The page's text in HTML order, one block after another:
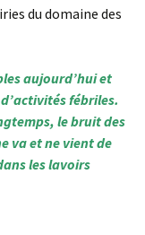
du domaine des
aujourd’hui et
fébriles.
le bruit des
va et ne vient de
les lavoirs